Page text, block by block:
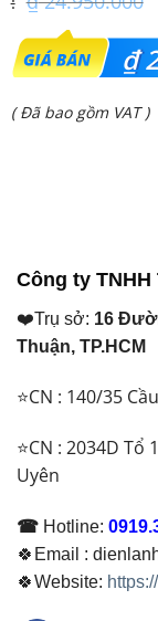
Giá
gốc
là:
₫
Giá
( Đã bao gồm VAT )
Công ty TNHH
❤️Trụ sở: 16
Thuận, TP.HCM
⭐CN : 140/35
⭐CN : 2034D Tổ
Uyên
☎ Hotline:
🍀Email :
🍀Website: